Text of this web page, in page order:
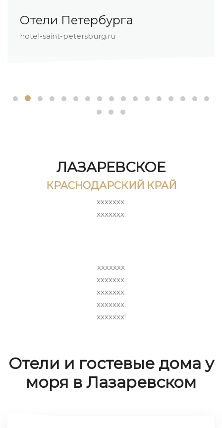
Петербурга
petersburg.ru
ЛАЗАРЕВСКОЕ
КРАСНОДАРСКИЙ КРАЙ
ххххххх.
ххххххх.
ххххххх
ххххххх.
ххххххх.
ххххххх.
ххххххх!
Отели и гостевые дома у
моря в Лазаревском